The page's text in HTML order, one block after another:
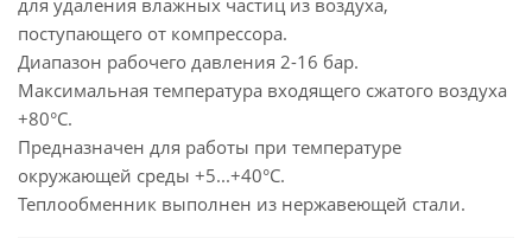
для удаления влажных частиц из воздуха,
поступающего от компрессора.
Диапазон рабочего давления 2-16 бар.
Максимальная температура входящего сжатого воздуха
+80°С.
Предназначен для работы при температуре
окружающей среды +5...+40°С.
Теплообменник выполнен из нержавеющей стали.